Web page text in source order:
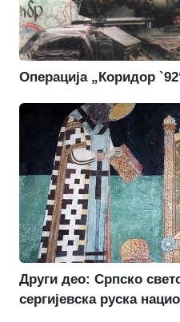
Операција „Коридор
Други део: Српско
сергијевска руска